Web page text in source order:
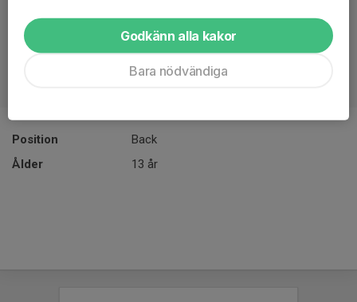
Position
Back
Ålder
13 år
Godkänn alla kakor
Bara nödvändiga